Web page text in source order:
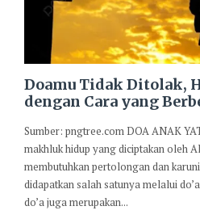
Doamu Tidak Ditolak,
dengan Cara yang
Sumber: pngtree.com DOA ANAK
makhluk hidup yang diciptakan oleh
membutuhkan pertolongan dan
didapatkan salah satunya melalui
do’a juga merupakan...